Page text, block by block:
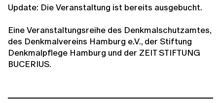
Update: Die Veranstaltung ist bereits ausgebucht.
Eine Veranstaltungsreihe des Denkmalschutzamtes,
des Denkmalvereins Hamburg e.V., der Stiftung
Denkmalpflege Hamburg und der ZEIT STIFTUNG
BUCERIUS.